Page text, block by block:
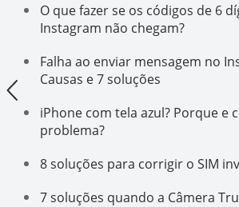
O que fazer se os códigos de 6
Instagram não chegam?
Falha ao enviar mensagem no
Causas e 7 soluções
iPhone com tela azul? Porque e
problema?
8 soluções para corrigir o SIM
7 soluções quando a Câmera